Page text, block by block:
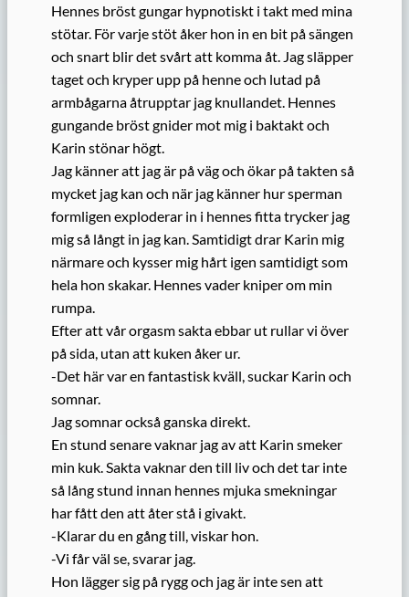
Hennes bröst gungar hypnotiskt i takt med mina
stötar. För varje stöt åker hon in en bit på sängen
och snart blir det svårt att komma åt. Jag släpper
taget och kryper upp på henne och lutad på
armbågarna åtrupptar jag knullandet. Hennes
gungande bröst gnider mot mig i baktakt och
Karin stönar högt.
Jag känner att jag är på väg och ökar på takten så
mycket jag kan och när jag känner hur sperman
formligen exploderar in i hennes fitta trycker jag
mig så långt in jag kan. Samtidigt drar Karin mig
närmare och kysser mig hårt igen samtidigt som
hela hon skakar. Hennes vader kniper om min
rumpa.
Efter att vår orgasm sakta ebbar ut rullar vi över
på sida, utan att kuken åker ur.
-Det här var en fantastisk kväll, suckar Karin och
somnar.
Jag somnar också ganska direkt.
En stund senare vaknar jag av att Karin smeker
min kuk. Sakta vaknar den till liv och det tar inte
så lång stund innan hennes mjuka smekningar
har fått den att åter stå i givakt.
-Klarar du en gång till, viskar hon.
-Vi får väl se, svarar jag.
Hon lägger sig på rygg och jag är inte sen att